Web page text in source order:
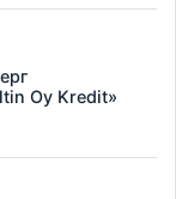
Oy Kredit»